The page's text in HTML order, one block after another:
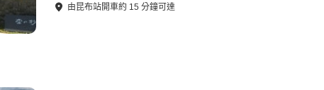
由昆布站開車約 15 分鐘可達